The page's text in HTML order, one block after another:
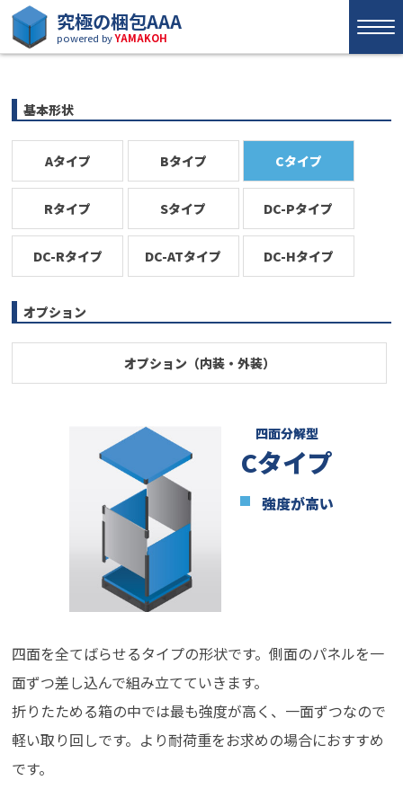
究極の梱包AAA
powered byYAMAKOH
基本形状
Aタイプ Bタイプ Cタイプ
Rタイプ Sタイプ DC-Pタイプ
DC-Rタイプ DC-ATタイプ DC-Hタイプ
オプション
オプション（内装・外装）
四面分解型
Cタイプ
強度が高い
四面を全てばらせるタイプの形状です。側面のパネルを一
面ずつ差し込んで組み立てていきます。
折りたためる箱の中では最も強度が高く、一面ずつなので
軽い取り回しです。より耐荷重をお求めの場合におすすめ
です。